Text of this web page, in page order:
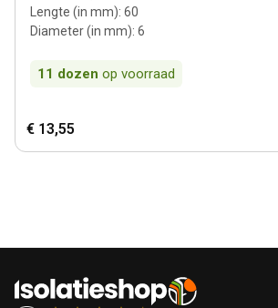
Lengte (in mm): 60
Diameter (in mm): 6
11 dozen op voorraad
€ 13,55